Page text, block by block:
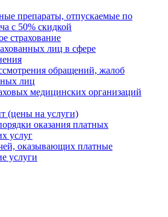
препараты, отпускаемые по
с 50% скидкой
страхование
лиц в сфере
обращений, жалоб
лиц
медицинских организаций
(цены на услуги)
оказания платных
услуг
оказывающих платные
услуги